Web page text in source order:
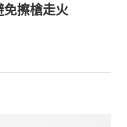
擦槍走火